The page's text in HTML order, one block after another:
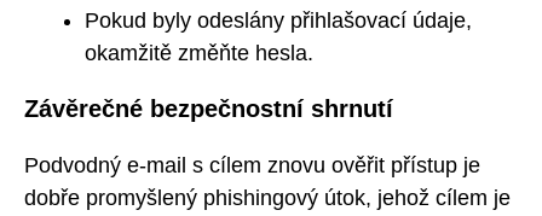
Pokud byly odeslány přihlašovací údaje,
okamžitě změňte hesla.
Závěrečné bezpečnostní shrnutí
Podvodný e-mail s cílem znovu ověřit přístup je
dobře promyšlený phishingový útok, jehož cílem je